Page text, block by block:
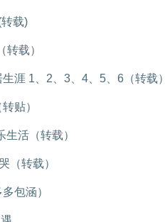
载)
载）
涯 1、2、3、4、5、6（转载）
贴）
活（转载）
（转载）
包涵）